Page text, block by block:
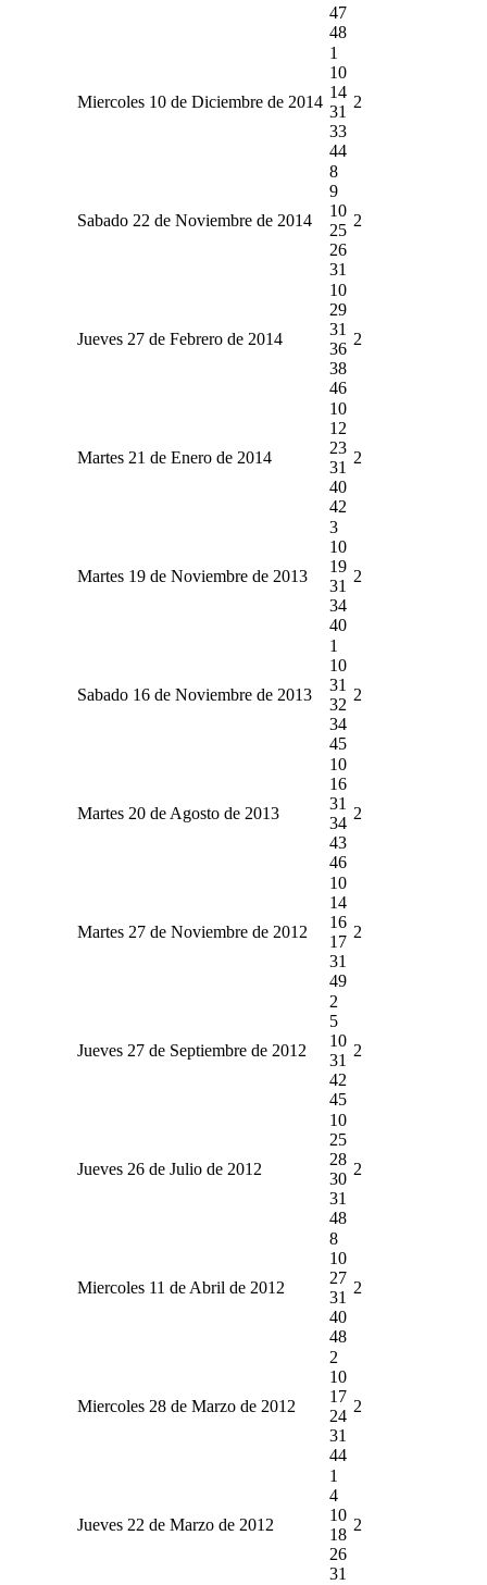
47
48
Miercoles 10 de Diciembre de 2014
1
10
14
31
33
44
2
Sabado 22 de Noviembre de 2014
8
9
10
25
26
31
2
Jueves 27 de Febrero de 2014
10
29
31
36
38
46
2
Martes 21 de Enero de 2014
10
12
23
31
40
42
2
Martes 19 de Noviembre de 2013
3
10
19
31
34
40
2
Sabado 16 de Noviembre de 2013
1
10
31
32
34
45
2
Martes 20 de Agosto de 2013
10
16
31
34
43
46
2
Martes 27 de Noviembre de 2012
10
14
16
17
31
49
2
Jueves 27 de Septiembre de 2012
2
5
10
31
42
45
2
Jueves 26 de Julio de 2012
10
25
28
30
31
48
2
Miercoles 11 de Abril de 2012
8
10
27
31
40
48
2
Miercoles 28 de Marzo de 2012
2
10
17
24
31
44
2
Jueves 22 de Marzo de 2012
1
4
10
18
26
31
2